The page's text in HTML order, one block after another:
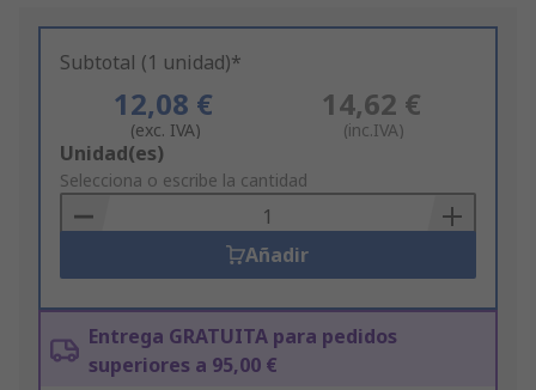
Subtotal (1 unidad)*
12,08 €
(exc. IVA)
14,62 €
(inc.IVA)
Add
to
Basket
Unidad(es)
Selecciona o escribe la cantidad
Añadir
Entrega GRATUITA para pedidos
superiores a 95,00 €